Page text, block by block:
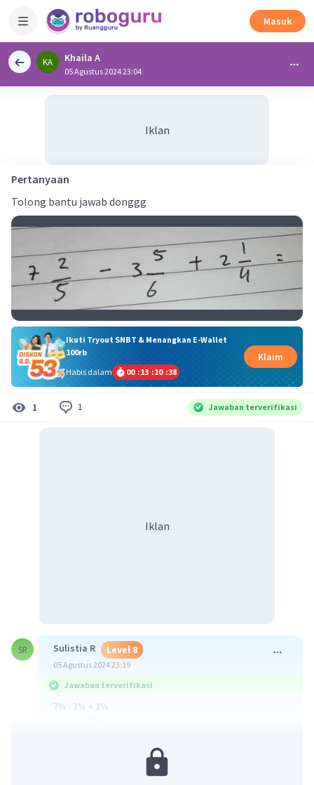
Masuk
KA Khaila A
05 Agustus 2024 23:04
Iklan
Pertanyaan
Tolong bantu jawab donggg
Ikuti Tryout SNBT & Menangkan E-Wallet
100rb
Habis dalam
00 :13 :10 :37
Klaim
1 1 Jawaban terverifikasi
Iklan
SR Sulistia R Level 8
05 Agustus 2024 23:19
Jawaban terverifikasi
7⅖ - 3⅚ + 2¼
= 222/60 - 230/60 + 135/60